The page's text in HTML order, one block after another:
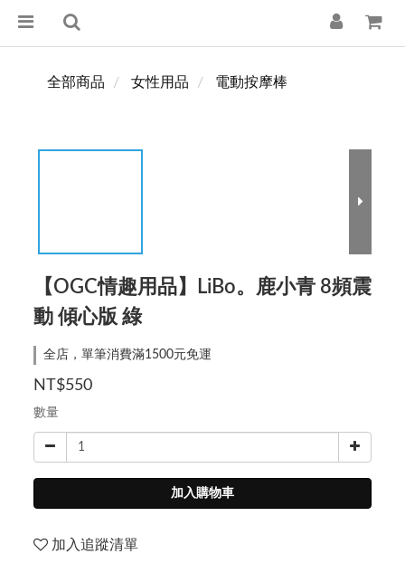
全部商品 女性用品 電動按摩棒
【OGC情趣用品】LiBo。鹿小青 8頻震
動 傾心版 綠
全店，單筆消費滿1500元免運
NT$550
數量
加入購物車
加入追蹤清單